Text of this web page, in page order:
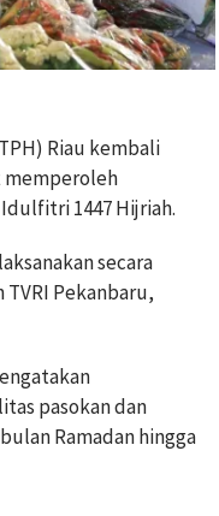
Riau kembali
memperoleh
1447 Hijriah.
secara
Pekanbaru,
pasokan dan
Ramadan hingga